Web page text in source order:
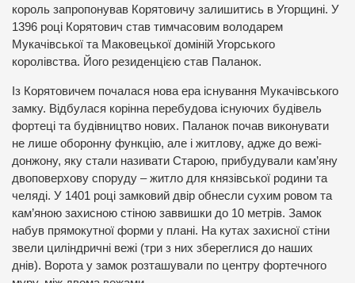
король запропонував Корятовичу залишитись в Угорщині. У
1396 році Корятович став тимчасовим володарем
Мукачівської та Маковецької доміній Угорського
королівства. Його резиденцією став Паланок.
Із Корятовичем почалася нова ера існування Мукачівського
замку. Відбулася корінна перебудова існуючих будівель
фортеці та будівництво нових. Паланок почав виконувати
не лише оборонну функцію, але і житлову, адже до вежі-
донжону, яку стали називати Старою, прибудували кам’яну
двоповерхову споруду – житло для князівської родини та
челяді. У 1401 році замковий двір обнесли сухим ровом та
кам’яною захисною стіною заввишки до 10 метрів. Замок
набув прямокутної форми у плані. На кутах захисної стіни
звели циліндричні вежі (три з них збереглися до наших
днів). Ворота у замок розташували по центру фортечного